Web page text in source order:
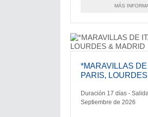
MÁS
*MARAVILLAS DE
PARIS,
Duración 17 días -
Septiembre de 2026